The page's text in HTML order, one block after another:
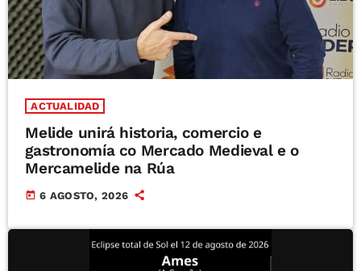
ACTUALIDAD
Melide unirá historia, comercio e
gastronomía co Mercado Medieval e o
Mercamelide na Rúa
today 6 AGOSTO, 2026